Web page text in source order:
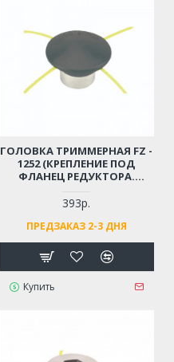
ГОЛОВКА ТРИММЕРНАЯ FZ -
1252 (КРЕПЛЕНИЕ ПОД
ФЛАНЕЦ РЕДУКТОРА.
ОТРЕЗКА ЛЕСКИ. ТОЛЩИНА
ЛЕСКИ ДО 4,0ММ)
393р.
ПРЕДЗАКАЗ 2-3 ДНЯ
Купить